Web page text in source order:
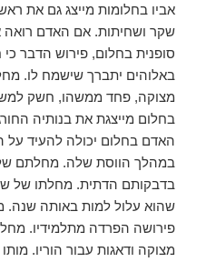
אביו בחלומות מייצג גם את
שקר ושחיתות. אם האדם
סופנית בחלום, פירוש הדבר כי
באלוהים יתברך שישמח לו.
מצוקה, פחד ממשהו, חשק
בחלום מייצגת את בנותיה
האדם בחלום יכולה להעיד על
במהלך הווסת שלה. מחלתם
בדבקותם הדתית. מחלתו של
שהוא עלול למות באותה שנה.
פירושה הפרדה מתלמידיו.
מצוקה ודאגות עבור הוריו.